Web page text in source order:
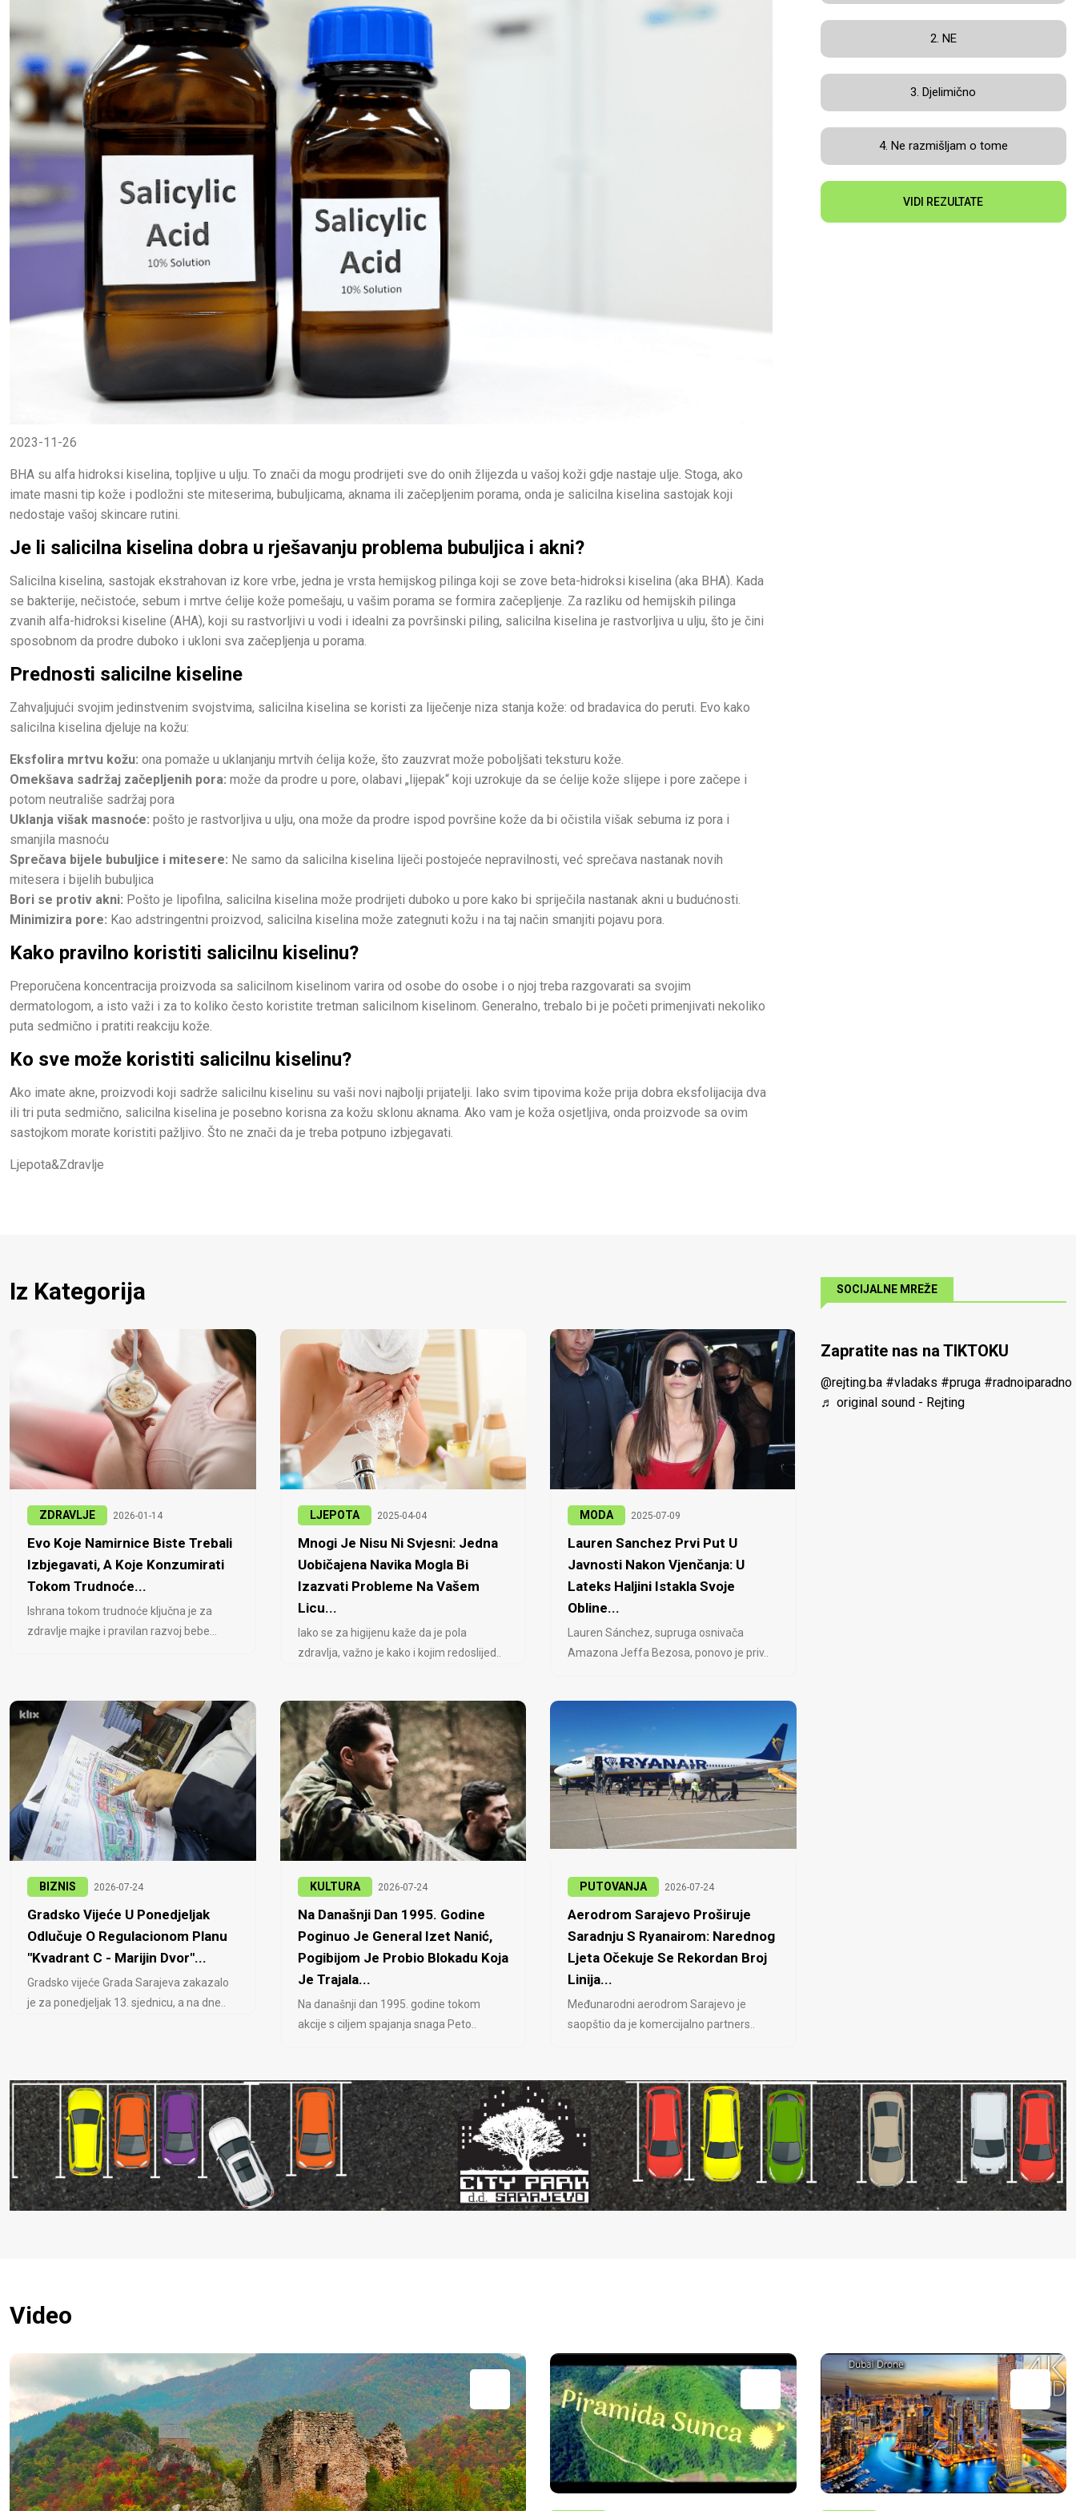
2023-11-26
BHA su alfa hidroksi kiselina, topljive u ulju. To znači da mogu prodrijeti sve do onih žlijezda u vašoj koži gdje nastaje ulje. Stoga, ako
imate masni tip kože i podložni ste miteserima, bubuljicama, aknama ili začepljenim porama, onda je salicilna kiselina sastojak koji
nedostaje vašoj skincare rutini.
Je li salicilna kiselina dobra u rješavanju problema bubuljica i akni?
Salicilna kiselina, sastojak ekstrahovan iz kore vrbe, jedna je vrsta hemijskog pilinga koji se zove beta-hidroksi kiselina (aka BHA). Kada
se bakterije, nečistoće, sebum i mrtve ćelije kože pomešaju, u vašim porama se formira začepljenje. Za razliku od hemijskih pilinga
zvanih alfa-hidroksi kiseline (AHA), koji su rastvorljivi u vodi i idealni za površinski piling, salicilna kiselina je rastvorljiva u ulju, što je čini
sposobnom da prodre duboko i ukloni sva začepljenja u porama.
Prednosti salicilne kiseline
Zahvaljujući svojim jedinstvenim svojstvima, salicilna kiselina se koristi za liječenje niza stanja kože: od bradavica do peruti. Evo kako
salicilna kiselina djeluje na kožu:
Eksfolira mrtvu kožu: ona pomaže u uklanjanju mrtvih ćelija kože, što zauzvrat može poboljšati teksturu kože.
Omekšava sadržaj začepljenih pora: može da prodre u pore, olabavi „lijepak“ koji uzrokuje da se ćelije kože slijepe i pore začepe i
potom neutrališe sadržaj pora
Uklanja višak masnoće: pošto je rastvorljiva u ulju, ona može da prodre ispod površine kože da bi očistila višak sebuma iz pora i
smanjila masnoću
Sprečava bijele bubuljice i mitesere: Ne samo da salicilna kiselina liječi postojeće nepravilnosti, već sprečava nastanak novih
mitesera i bijelih bubuljica
Bori se protiv akni: Pošto je lipofilna, salicilna kiselina može prodrijeti duboko u pore kako bi spriječila nastanak akni u budućnosti.
Minimizira pore: Kao adstringentni proizvod, salicilna kiselina može zategnuti kožu i na taj način smanjiti pojavu pora.
Kako pravilno koristiti salicilnu kiselinu?
Preporučena koncentracija proizvoda sa salicilnom kiselinom varira od osobe do osobe i o njoj treba razgovarati sa svojim
dermatologom, a isto važi i za to koliko često koristite tretman salicilnom kiselinom. Generalno, trebalo bi je početi primenjivati nekoliko
puta sedmično i pratiti reakciju kože.
Ko sve može koristiti salicilnu kiselinu?
Ako imate akne, proizvodi koji sadrže salicilnu kiselinu su vaši novi najbolji prijatelji. Iako svim tipovima kože prija dobra eksfolijacija dva
ili tri puta sedmično, salicilna kiselina je posebno korisna za kožu sklonu aknama. Ako vam je koža osjetljiva, onda proizvode sa ovim
sastojkom morate koristiti pažljivo. Što ne znači da je treba potpuno izbjegavati.
Ljepota&Zdravlje
2. NE
3. Djelimično
4. Ne razmišljam o tome
VIDI REZULTATE
Iz Kategorija
ZDRAVLJE 2026-01-14
Evo Koje Namirnice Biste Trebali
Izbjegavati, A Koje Konzumirati
Tokom Trudnoće...
Ishrana tokom trudnoće ključna je za
zdravlje majke i pravilan razvoj bebe...
LJEPOTA 2025-04-04
Mnogi Je Nisu Ni Svjesni: Jedna
Uobičajena Navika Mogla Bi
Izazvati Probleme Na Vašem
Licu...
Iako se za higijenu kaže da je pola
zdravlja, važno je kako i kojim redoslijed..
MODA 2025-07-09
Lauren Sanchez Prvi Put U
Javnosti Nakon Vjenčanja: U
Lateks Haljini Istakla Svoje
Obline...
Lauren Sánchez, supruga osnivača
Amazona Jeffa Bezosa, ponovo je priv..
BIZNIS 2026-07-24
Gradsko Vijeće U Ponedjeljak
Odlučuje O Regulacionom Planu
"Kvadrant C - Marijin Dvor"...
Gradsko vijeće Grada Sarajeva zakazalo
je za ponedjeljak 13. sjednicu, a na dne..
KULTURA 2026-07-24
Na Današnji Dan 1995. Godine
Poginuo Je General Izet Nanić,
Pogibijom Je Probio Blokadu Koja
Je Trajala...
Na današnji dan 1995. godine tokom
akcije s ciljem spajanja snaga Peto..
PUTOVANJA 2026-07-24
Aerodrom Sarajevo Proširuje
Saradnju S Ryanairom: Narednog
Ljeta Očekuje Se Rekordan Broj
Linija...
Međunarodni aerodrom Sarajevo je
saopštio da je komercijalno partners..
SOCIJALNE MREŽE
Zapratite nas na TIKTOKU
@rejting.ba #vladaks #pruga #radnoiparadno
♬ original sound - Rejting
Video